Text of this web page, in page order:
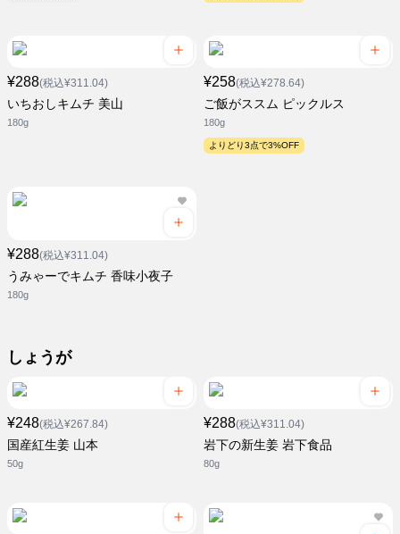
¥288(税込¥311.04)
いちおしキムチ 美山
180g
¥258(税込¥278.64)
ご飯がススム ピックルス
180g
よりどり3点で3%OFF
¥288(税込¥311.04)
うみゃーでキムチ 香味小夜子
180g
しょうが
¥248(税込¥267.84)
国産紅生姜 山本
50g
¥288(税込¥311.04)
岩下の新生姜 岩下食品
80g